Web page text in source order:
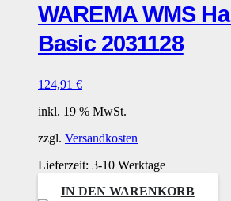
WAREMA WMS
Basic 2031128
124,91 €
inkl. 19 % MwSt.
zzgl. Versandkosten
Lieferzeit: 3-10 Werktage
IN DEN WARENKORB